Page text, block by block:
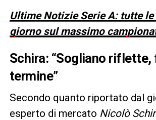
Ultime Notizie Serie A: tutte
giorno sul massimo
Schira: “Sogliano riflette,
termine”
Secondo quanto riportato dal
esperto di mercato Nicolò